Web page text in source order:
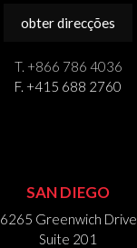
obter direcções
T. +866 786 4036
F. +415 688 2760
SAN DIEGO
6265 Greenwich Drive
Suite 201